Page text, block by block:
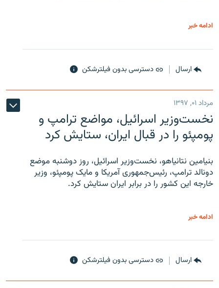
ادامه خبر
ارسال دسترسی بدون فیلترشکن
مرداد ۰۱, ۱۳۹۷
نخست‌وزیر اسرائیل، مواضع ترامپ و
پومپئو را در قبال ایران، ستایش کرد
بنیامین نتانیاهو، نخست‌وزیر اسرائیل، روز دوشنبه موضع
دونالد ترامپ، رئیس‌جمهوری آمریکا و مایک پومپئو، وزیر
خارجه این کشور را در برابر ایران ستایش کرد.
ادامه خبر
ارسال دسترسی بدون فیلترشکن